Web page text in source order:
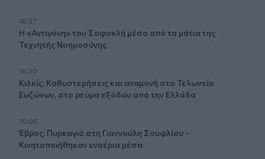
16:37
Η «Αντιγόνη» του Σοφοκλή μέσα από τα μάτια της
Τεχνητής Νοημοσύνης
16:20
Κιλκίς: Καθυστερήσεις και αναμονή στο Τελωνείο
Ευζώνων, στο ρεύμα εξόδου από την Ελλάδα
16:06
Έβρος: Πυρκαγιά στη Γιαννούλη Σουφλίου -
Κινητοποιήθηκαν εναέρια μέσα